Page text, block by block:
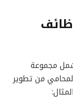
مجموعة
من تطوير